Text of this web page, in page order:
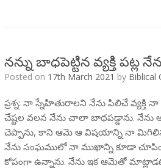
నన్ను బాధపెట్టిన వ్యక్తి పట్ల
Posted on 17th March 2021 by Biblical
ప్రశ్న: నా స్నేహితురాలని నేను పిలిచే వ్యక్తి
చేష్టల వలన నేను చాలా బాధపడ్డాను.
చెప్పాను, కాని ఆమె ఆ విషయాన్ని నా మిగిలిన
నేను సంఘములో నా ముఖాన్ని కూడా
కోపంగా ఉన్నాను. నేను ఇక ఆమెతో